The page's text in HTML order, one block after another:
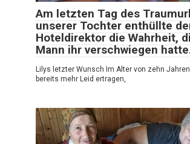
Am letzten Tag des
unserer Tochter enthüllte
Hoteldirektor die Wahrheit,
Mann ihr verschwiegen
Lilys letzter Wunsch Im Alter von zehn
bereits mehr Leid ertragen,